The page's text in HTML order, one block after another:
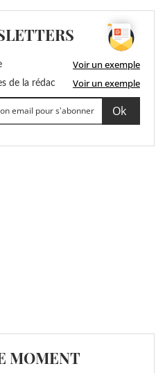
Voir un exemple
de la rédac Voir un exemple
MOMENT